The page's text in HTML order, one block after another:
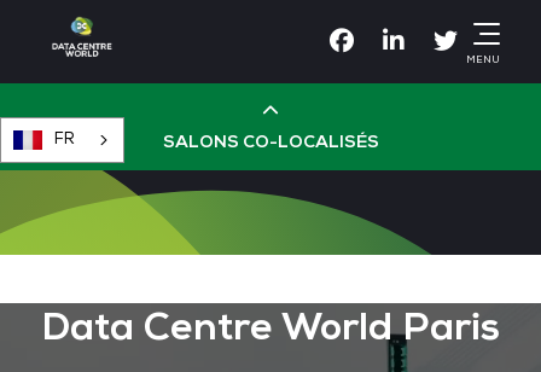
FacebookLinkedinTwitter
MENU
FR SALONS CO-LOCALISÉS
Cloud & AI Infrastructure
Data Centre World Paris